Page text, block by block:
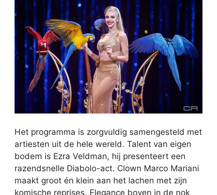
Het programma is zorgvuldig samengesteld met
artiesten uit de hele wereld. Talent van eigen
bodem is Ezra Veldman, hij presenteert een
razendsnelle Diabolo-act. Clown Marco Mariani
maakt groot én klein aan het lachen met zijn
komische reprises. Elegance boven in de nok